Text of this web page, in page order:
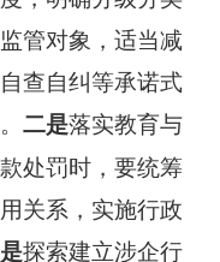
管对象，适当减
查自纠等承诺式
二是落实教育与
处罚时，要统筹
关系，实施行政
探索建立涉企行